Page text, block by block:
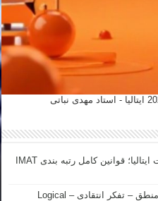
نحوه رتبه بندی داوطلبان در آزمون آیمت ایتالیا؛ قوانین کامل رتبه بندی IMAT
نمونه سوالات آیمت ایتالیا – استدلال و منطق – تفکر انتقادی – Logical